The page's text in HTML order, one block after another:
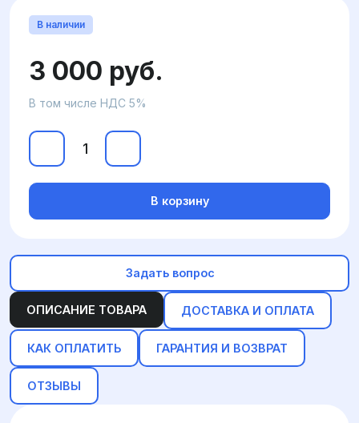
ОПИСАНИЕ ТОВАРА ДОСТАВКА И ОПЛАТА
КАК ОПЛАТИТЬ ГАРАНТИЯ И ВОЗВРАТ
ОТЗЫВЫ
В наличии
3 000 руб.
В том числе НДС 5%
В корзину
Задать вопрос